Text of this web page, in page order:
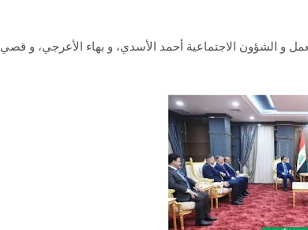
و الشؤون الاجتماعية أحمد الأسدي، و بهاء الأعرجي، و قصي